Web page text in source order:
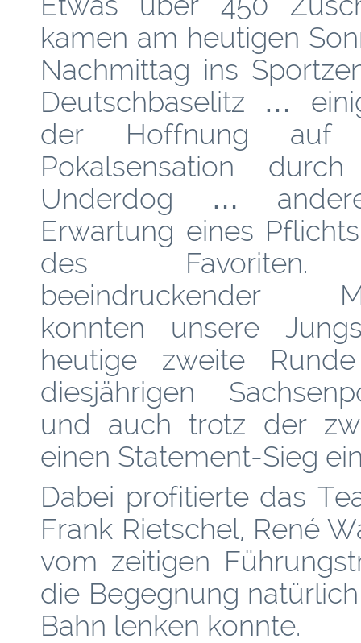
kamen am heutigen
Nachmittag ins
Deutschbaselitz …
der Hoffnung auf
Pokalsensation
Underdog …
Erwartung eines
des
beeindruckender
konnten unsere
heutige zweite
diesjährigen
und auch trotz der
einen Statement-Sieg
Dabei profitierte das
Frank Rietschel, René
vom zeitigen
die Begegnung
Bahn lenken konnte.